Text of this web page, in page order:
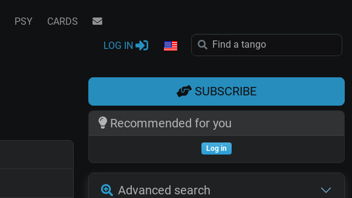
PSY CARDS
LOG IN
SUBSCRIBE
Recommended for you
Log in
Advanced search